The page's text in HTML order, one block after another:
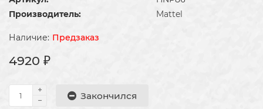
Производитель:
Mattel
Предзаказ
4920 ₽
Закончился